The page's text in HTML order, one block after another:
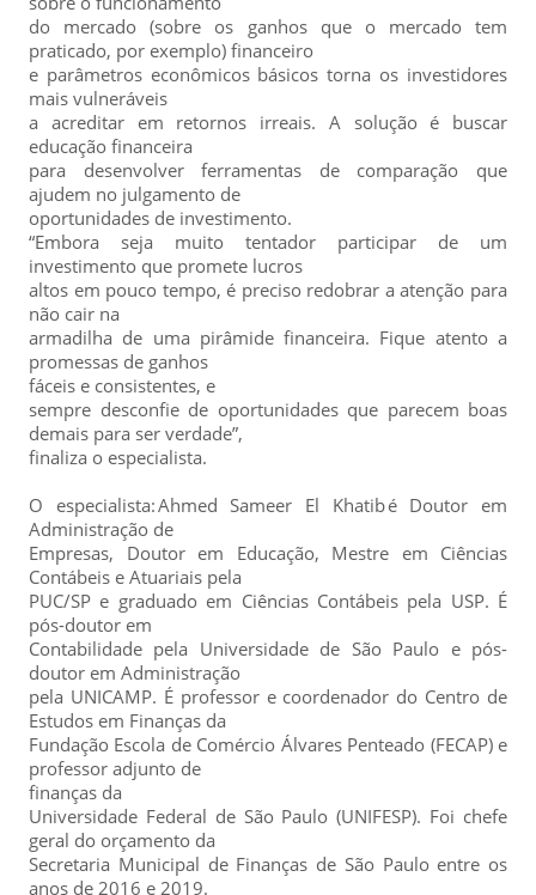
do mercado (sobre os ganhos que o mercado tem
praticado, por exemplo) financeiro
e parâmetros econômicos básicos torna os investidores
mais vulneráveis
a acreditar em retornos irreais. A solução é buscar
educação financeira
para desenvolver ferramentas de comparação que
ajudem no julgamento de
oportunidades de investimento.
“Embora seja muito tentador participar de um
investimento que promete lucros
altos em pouco tempo, é preciso redobrar a atenção para
não cair na
armadilha de uma pirâmide financeira. Fique atento a
promessas de ganhos
fáceis e consistentes, e
sempre desconfie de oportunidades que parecem boas
demais para ser verdade”,
finaliza o especialista.
O especialista: Ahmed Sameer El Khatib é Doutor em
Administração de
Empresas, Doutor em Educação, Mestre em Ciências
Contábeis e Atuariais pela
PUC/SP e graduado em Ciências Contábeis pela USP. É
pós-doutor em
Contabilidade pela Universidade de São Paulo e pós-
doutor em Administração
pela UNICAMP. É professor e coordenador do Centro de
Estudos em Finanças da
Fundação Escola de Comércio Álvares Penteado (FECAP) e
professor adjunto de
finanças da
Universidade Federal de São Paulo (UNIFESP). Foi chefe
geral do orçamento da
Secretaria Municipal de Finanças de São Paulo entre os
anos de 2016 e 2019.